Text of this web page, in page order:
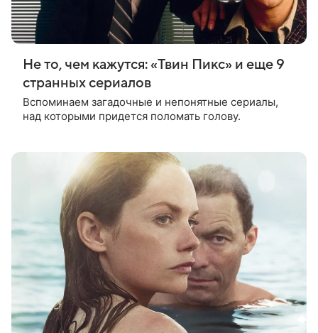
Не то, чем кажутся: «Твин Пикс» и еще 9
странных сериалов
Вспоминаем загадочные и непонятные сериалы,
над которыми придется поломать голову.